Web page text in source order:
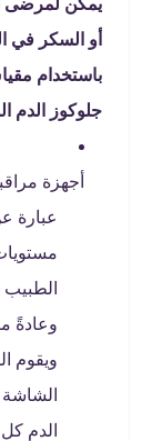
يمكن لمرضى
أو السكر في
باستخدام
جلوكوز الدم
أجهزة
عبارة
وعادةً
ويقوم
الدم